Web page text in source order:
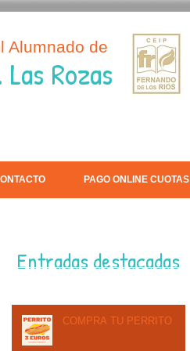
Alumnado de
Rozas
PAGO ONLINE CUOTAS
Entradas destacadas
COMPRA TU PERRITO